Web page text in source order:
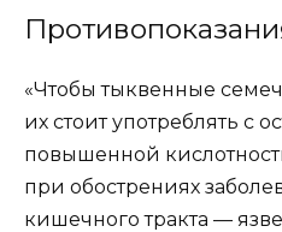
«Чтобы тыквенные
их стоит употреблять с
повышенной
при обострениях
кишечного тракта —